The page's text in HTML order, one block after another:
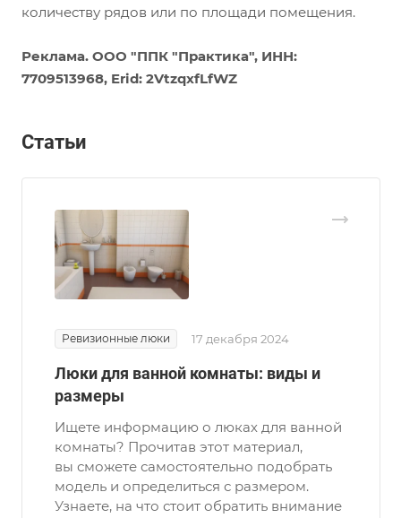
количеству рядов или по площади помещения.
Реклама. ООО "ППК "Практика", ИНН:
7709513968, Erid: 2VtzqxfLfWZ
Статьи
Ревизионные люки 17 декабря 2024
Люки для ванной комнаты: виды и
размеры
Ищете информацию о люках для ванной
комнаты? Прочитав этот материал,
вы сможете самостоятельно подобрать
модель и определиться с размером.
Узнаете, на что стоит обратить внимание